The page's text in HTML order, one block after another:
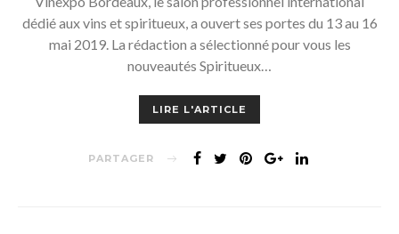
dédié aux vins et spiritueux, a ouvert ses portes du 13 au 16
mai 2019. La rédaction a sélectionné pour vous les
nouveautés Spiritueux…
LIRE L'ARTICLE
PARTAGER